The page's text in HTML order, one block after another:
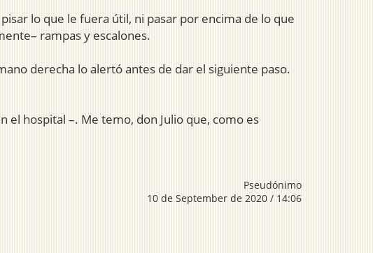
lo que le fuera útil, ni pasar por encima de lo que
rampas y escalones.
derecha lo alertó antes de dar el siguiente paso.
hospital –. Me temo, don Julio que, como es
Pseudónimo
10 de September de 2020 / 14:06